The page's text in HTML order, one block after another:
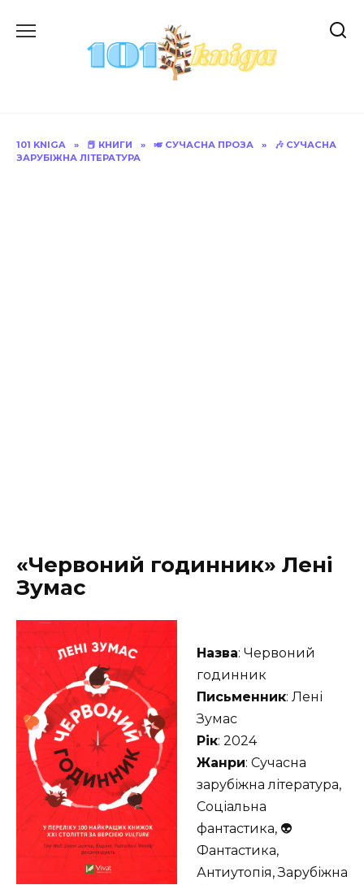
до
101 KNIGA » 📕 КНИГИ » 🎺 СУЧАСНА ПРОЗА »
🎶 СУЧАСНА
ЗАРУБІЖНА ЛІТЕРАТУРА
«Червоний годинник» Лені
Зумас
Назва: Червоний
годинник
Письменник: Лені
Зумас
Рік: 2024
Жанри: Сучасна
зарубіжна література,
Соціальна
фантастика, 👽
Фантастика,
Антиутопія, Зарубіжна